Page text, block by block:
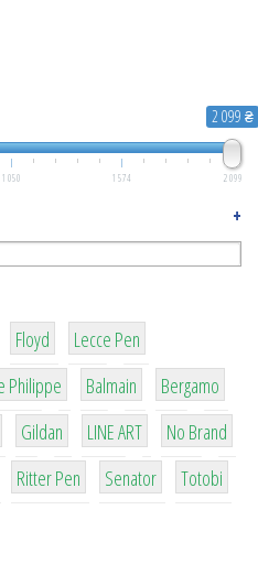
2 099 ₴
1 050 1 574 2 099
+
2
Floyd
2
Lecce Pen
Philippe
4
Balmain
26
Bergamo
42
Gildan
4
LINE ART
90
No Brand
22
Ritter Pen
15
Senator
43
Totobi